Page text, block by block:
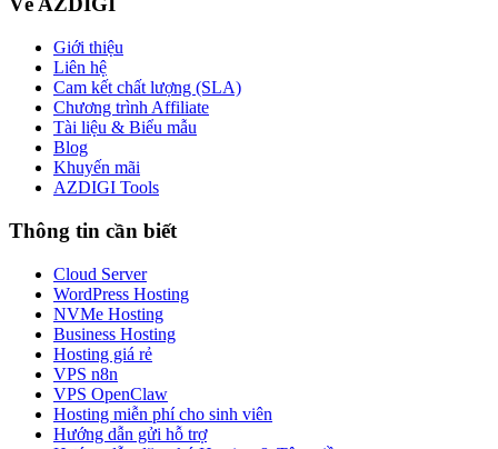
Giới thiệu
Liên hệ
Cam kết chất lượng (SLA)
Chương trình Affiliate
Tài liệu & Biểu mẫu
Blog
Khuyến mãi
AZDIGI Tools
Thông tin cần biết
Cloud Server
WordPress Hosting
NVMe Hosting
Business Hosting
Hosting giá rẻ
VPS n8n
VPS OpenClaw
Hosting miễn phí cho sinh viên
Hướng dẫn gửi hỗ trợ